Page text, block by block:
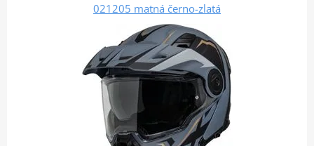
021205 matná černo-zlatá